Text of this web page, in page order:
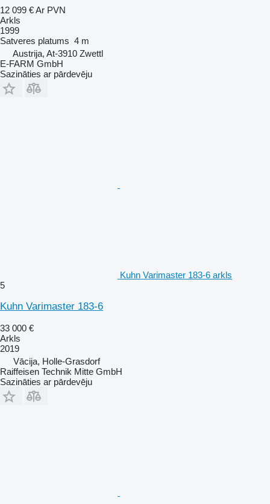
12 099 €Ar PVN
Arkls
1999
Satveres platums 4 m
Austrija, At-3910 Zwettl
E-FARM GmbH
Sazināties ar pārdevēju
Kuhn Varimaster 183-6 arkls
5
Kuhn Varimaster 183-6
33 000 €
Arkls
2019
Vācija, Holle-Grasdorf
Raiffeisen Technik Mitte GmbH
Sazināties ar pārdevēju